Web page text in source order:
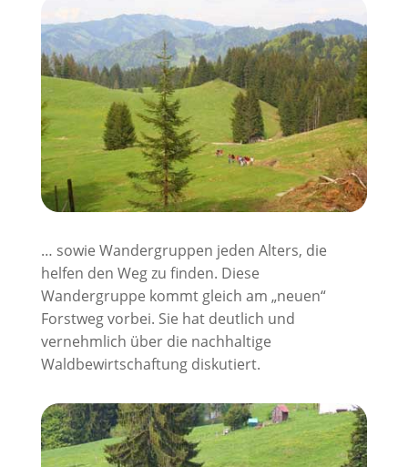
… sowie Wandergruppen jeden Alters, die
helfen den Weg zu finden. Diese
Wandergruppe kommt gleich am „neuen“
Forstweg vorbei. Sie hat deutlich und
vernehmlich über die nachhaltige
Waldbewirtschaftung diskutiert.